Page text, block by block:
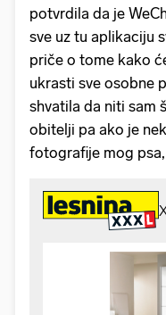
potvrdila da je
sve uz tu aplikaciju
priče o tome kako
ukrasti sve osobne
shvatila da niti sam
obitelji pa ako je
fotografije mog psa,